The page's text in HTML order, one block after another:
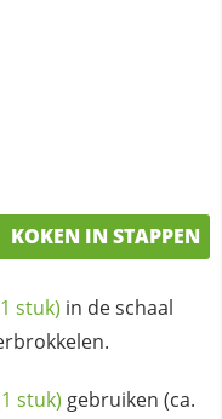
KOKEN IN STAPPEN
stuk) in de schaal
stuk) gebruiken (ca.